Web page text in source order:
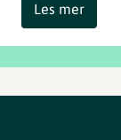
Les mer